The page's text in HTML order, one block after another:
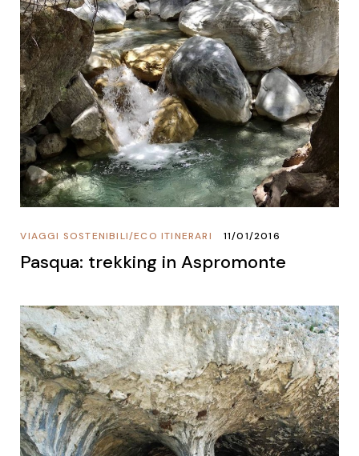
ECO ITINERARI
/
VIAGGI SOSTENIBILI 11/01/2016
Pasqua: trekking in Aspromonte